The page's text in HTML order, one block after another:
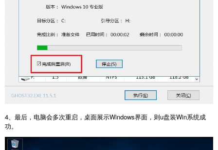
4、最后，电脑会多次重启，桌面展示Windows界面，则u盘装Win系统成
功。